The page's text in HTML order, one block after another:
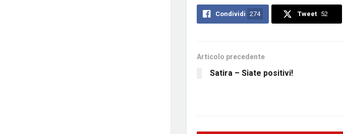
Condividi 274 Tweet 52
Articolo precedente
Satira – Siate positivi!